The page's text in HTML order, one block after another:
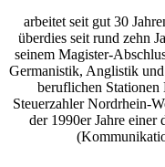
arbeitet seit gut 30
überdies seit rund zehn
seinem Magister-
Germanistik, Anglistik und
beruflichen Stationen
Steuerzahler Nordrhein-
der 1990er Jahre einer